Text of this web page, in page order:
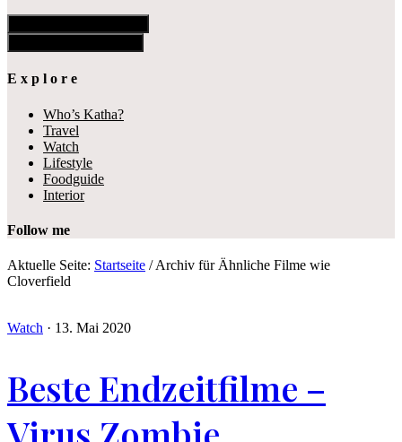
E x p l o r e
Who’s Katha?
Travel
Watch
Lifestyle
Foodguide
Interior
Follow me
Aktuelle Seite: Startseite /Archiv für Ähnliche Filme wie
Cloverfield
Watch · 13. Mai 2020
Beste Endzeitfilme –